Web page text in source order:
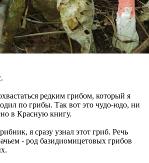
редким грибом, который я
по грибы. Так вот это чудо-юдо, ни
в Красную книгу.
я сразу узнал этот гриб. Речь
- род базидиомицетовых грибов